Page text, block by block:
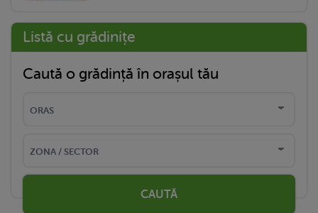
Listă cu grădinițe
Caută o grădință în orașul tău
CAUTĂ